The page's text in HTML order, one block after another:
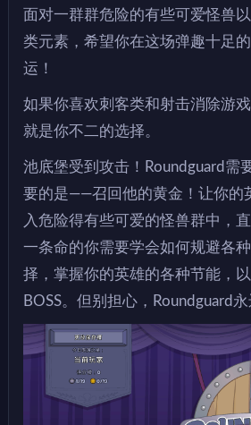
面对一群群危险的有些可爱怪兽
类元素，希望你在这场弹趣十足
运！
如果你喜欢刺客类和射击消除游
就是你不二的选择。
池底堡受到攻击！Roundguard需
要的是——召回他的黄金！让你的
入危险得有些可爱的怪兽群中，
一条命的你需要学会如何规避各
择，掌握你的英雄的各种节能，
BOSS。但别担心，Roundguard